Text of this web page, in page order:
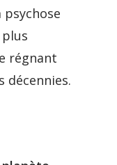
régnant
décennies.